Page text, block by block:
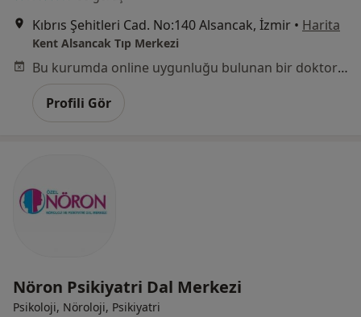
Kıbrıs Şehitleri Cad. No:140 Alsancak, İzmir • Harita
Kent Alsancak Tıp Merkezi
Bu kurumda online uygunluğu bulunan bir doktor veya uzman bulunamadı
Profili Gör
Nöron Psikiyatri Dal Merkezi
Psikoloji, Nöroloji, Psikiyatri